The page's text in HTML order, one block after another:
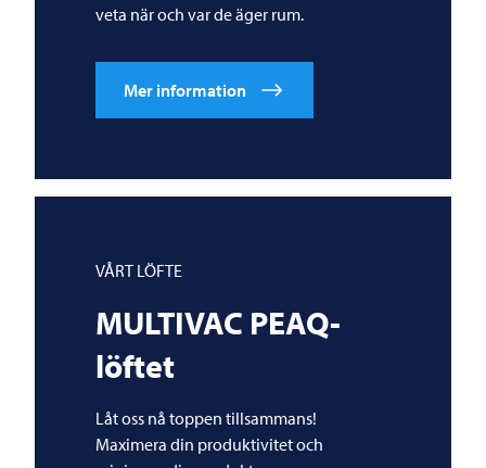
veta när och var de äger rum.
Mer information
VÅRT LÖFTE
MULTIVAC PEAQ-
löftet
Låt oss nå toppen tillsammans!
Maximera din produktivitet och